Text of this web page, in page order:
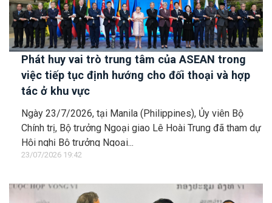
Phát huy vai trò trung tâm của ASEAN trong
việc tiếp tục định hướng cho đối thoại và hợp
tác ở khu vực
Ngày 23/7/2026, tại Manila (Philippines), Ủy viên Bộ
Chính trị, Bộ trưởng Ngoại giao Lê Hoài Trung đã tham dự
Hội nghị Bộ trưởng Ngoại...
23/07/2026 19:42